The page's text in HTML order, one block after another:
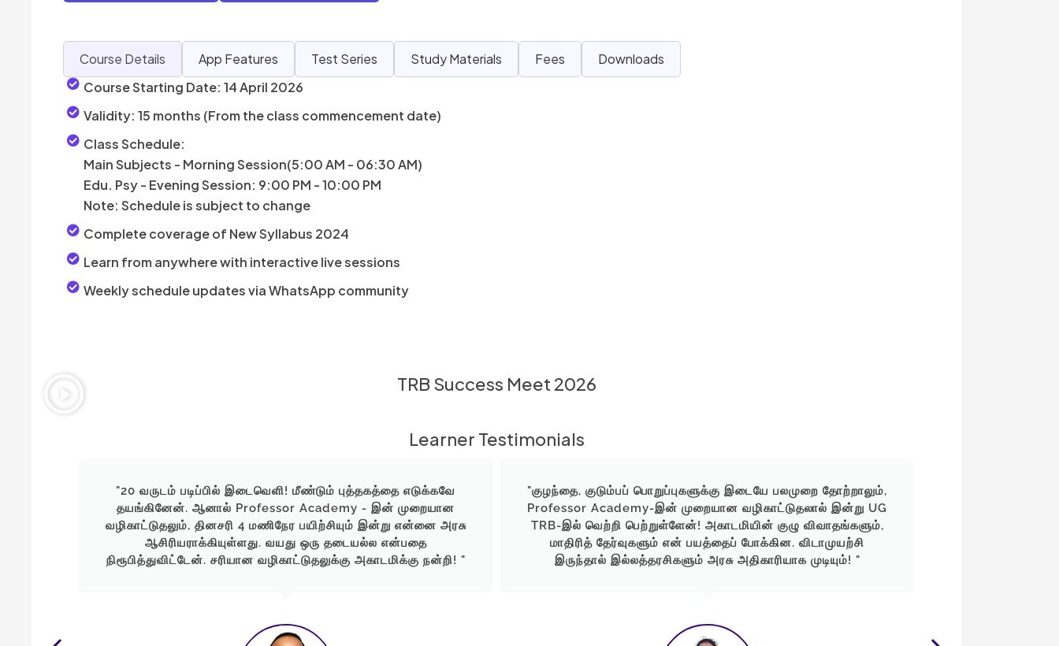
Course Details App Features Test Series Study Materials Fees
Downloads
Course Starting Date: 14 April 2026
Validity: 15 months (From the class commencement date)
Class Schedule:
Main Subjects - Morning Session(5:00 AM - 06:30 AM)
Edu. Psy - Evening Session: 9:00 PM - 10:00 PM
Note: Schedule is subject to change
Complete coverage of New Syllabus 2024
Learn from anywhere with interactive live sessions
Weekly schedule updates via WhatsApp community
TRB Success Meet 2026
Learner Testimonials
"20 வருடம் படிப்பில் இடைவெளி! மீண்டும் புத்தகத்தை எடுக்கவே
தயங்கினேன். ஆனால் Professor Academy - இன் முறையான
வழிகாட்டுதலும், தினசரி 4 மணிநேர பயிற்சியும் இன்று என்னை அரசு
ஆசிரியராக்கியுள்ளது. வயது ஒரு தடையல்ல என்பதை
நிரூபித்துவிட்டேன். சரியான வழிகாட்டுதலுக்கு அகாடமிக்கு நன்றி! "
"குழந்தை, குடும்பப் பொறுப்புகளுக்கு இடையே பலமுறை தோற்றாலும்,
Professor Academy-இன் முறையான வழிகாட்டுதலால் இன்று UG
TRB-இல் வெற்றி பெற்றுள்ளேன்! அகாடமியின் குழு விவாதங்களும்,
மாதிரித் தேர்வுகளும் என் பயத்தைப் போக்கின. விடாமுயற்சி
இருந்தால் இல்லத்தரசிகளும் அரசு அதிகாரியாக முடியும்! "